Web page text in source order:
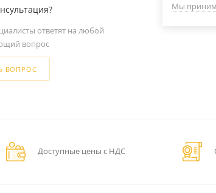
ответят на любой
вопрос
ВОПРОС
Мы
Доступные цены с НДС